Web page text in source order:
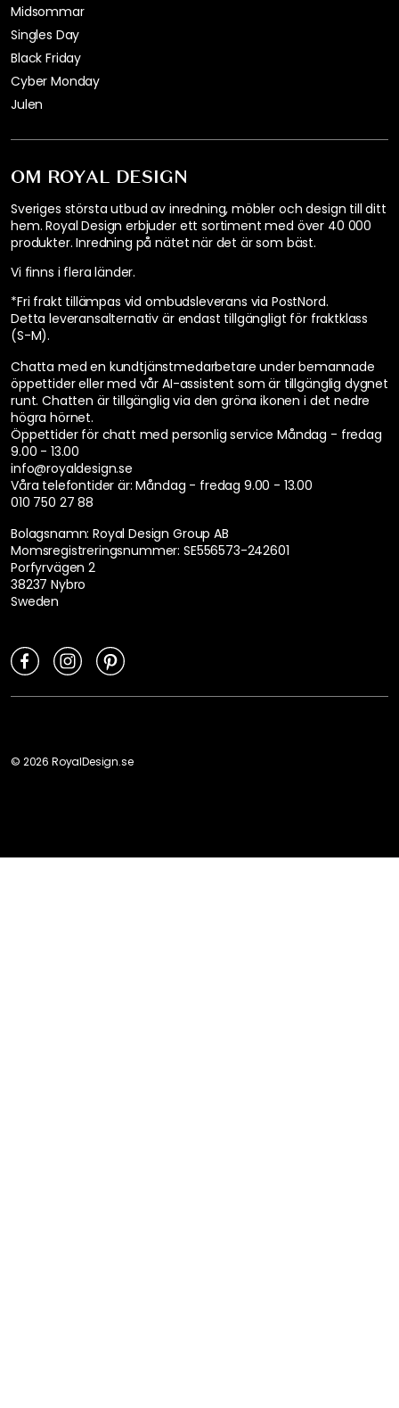
OM ROYAL DESIGN
Sveriges största utbud av inredning, möbler och design till ditt
hem. Royal Design erbjuder ett sortiment med över 40 000
produkter. Inredning på nätet när det är som bäst.
Vi finns i flera länder.
*Fri frakt tillämpas vid ombudsleverans via PostNord.
Detta leveransalternativ är endast tillgängligt för fraktklass
(S-M).
Chatta med en kundtjänstmedarbetare under bemannade
öppettider eller med vår AI-assistent som är tillgänglig dygnet
runt. Chatten är tillgänglig via den gröna ikonen i det nedre
högra hörnet.
Öppettider för chatt med personlig service Måndag - fredag
9.00 - 13.00
info@royaldesign.se
Våra telefontider är: Måndag - fredag 9.00 - 13.00
010 750 27 88
Bolagsnamn: Royal Design Group AB
Momsregistreringsnummer: SE556573-242601
Porfyrvägen 2
38237 Nybro
Sweden
Midsommar
Singles Day
Black Friday
Cyber Monday
Julen
© 2026 RoyalDesign.se